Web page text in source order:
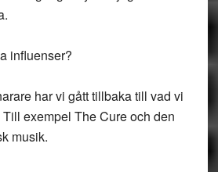
influenser?
har vi gått tillbaka till vad vi
exempel The Cure och den
musik.